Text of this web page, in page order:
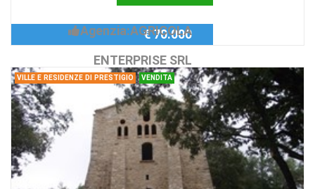
Agenzia:AGRICOLA
ENTERPRISE SRL
€ 70.000
VILLE E RESIDENZE DI PRESTIGIO VENDITA